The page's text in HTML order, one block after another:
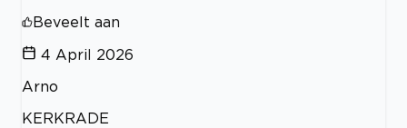
Beveelt aan
4 April 2026
Arno
KERKRADE